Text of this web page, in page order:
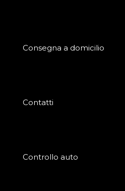
Consegna a domicilio
Contatti
Controllo auto